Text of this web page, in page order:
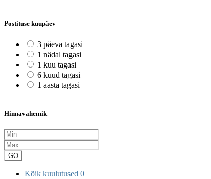
Postituse kuupäev
3 päeva tagasi
1 nädal tagasi
1 kuu tagasi
6 kuud tagasi
1 aasta tagasi
Hinnavahemik
GO
Kõik kuulutused 0